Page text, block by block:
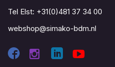
Tel Elst: +31(0)481 37 34 00
webshop@simako-bdm.nl